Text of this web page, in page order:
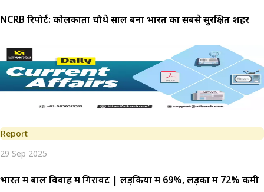
NCRB रिपोर्ट: कोलकाता चौथे साल बना भारत का सबसे सुरक्षित शहर
Report
29 Sep 2025
भारत में बाल विवाह में गिरावट | लड़कियों में 69%, लड़कों में 72% कमी